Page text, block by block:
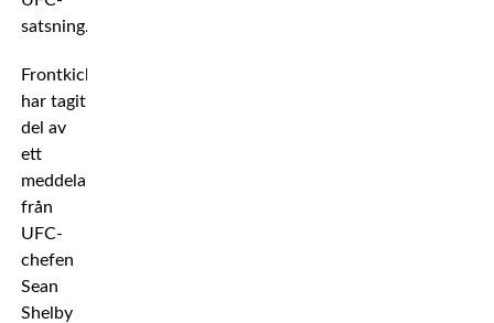
satsning.
Frontkick
har tagit
del av
ett
meddelande
från
UFC-
chefen
Sean
Shelby